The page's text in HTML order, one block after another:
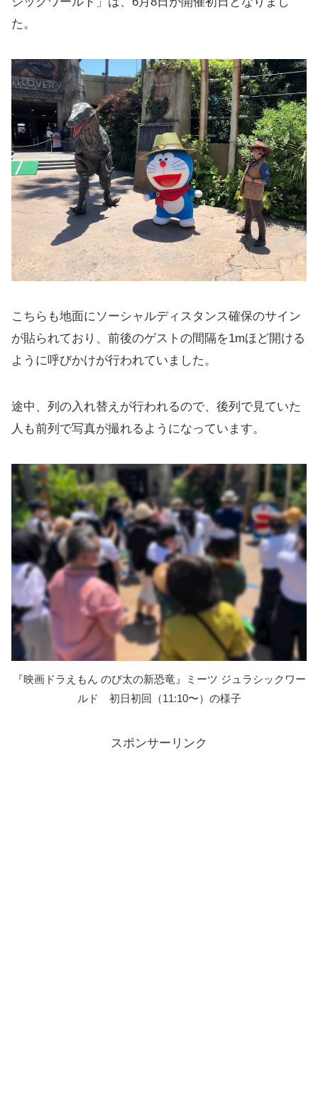
た。
こちらも地面にソーシャルディスタンス確保のサイン
が貼られており、前後のゲストの間隔を1mほど開ける
ように呼びかけが行われていました。
途中、列の入れ替えが行われるので、後列で見ていた
人も前列で写真が撮れるようになっています。
『映画ドラえもん のび太の新恐竜』ミーツ ジュラシックワー
ルド 初日初回（11:10〜）の様子
スポンサーリンク